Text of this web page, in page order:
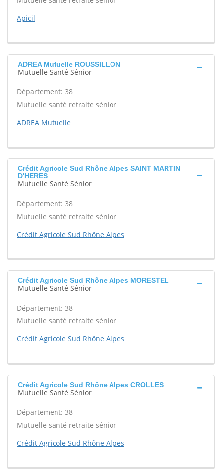
Apicil
ADREA Mutuelle ROUSSILLON
Mutuelle Santé Sénior
Département: 38
Mutuelle santé retraite sénior
ADREA Mutuelle
Crédit Agricole Sud Rhône Alpes SAINT MARTIN
D'HERES
Mutuelle Santé Sénior
Département: 38
Mutuelle santé retraite sénior
Crédit Agricole Sud Rhône Alpes
Crédit Agricole Sud Rhône Alpes MORESTEL
Mutuelle Santé Sénior
Département: 38
Mutuelle santé retraite sénior
Crédit Agricole Sud Rhône Alpes
Crédit Agricole Sud Rhône Alpes CROLLES
Mutuelle Santé Sénior
Département: 38
Mutuelle santé retraite sénior
Crédit Agricole Sud Rhône Alpes